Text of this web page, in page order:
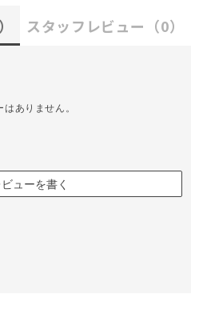
スタッフレビュー （0）
はありません。
ビューを書く